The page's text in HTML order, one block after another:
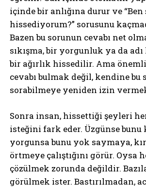
içinde bir anlığına durur ve “Ben
hissediyorum?” sorusunu
Bazen bu sorunun cevabı net
sıkışma, bir yorgunluk ya da
bir ağırlık hissedilir. Ama
cevabı bulmak değil, kendine bu
sorabilmeye yeniden izin
Sonra insan, hissettiği şeyleri
isteğini fark eder. Üzgünse bunu
yorgunsa bunu yok saymaya,
örtmeye çalıştığını görür. Oysa
çözülmek zorunda değildir.
görülmek ister. Bastırılmadan,